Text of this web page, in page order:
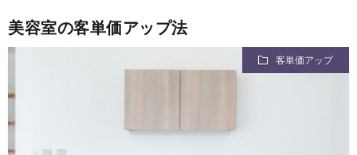
美容室の客単価アップ法
客単価アップ